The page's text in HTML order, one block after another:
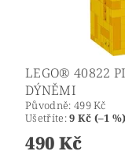
LEGO® 40822
DÝNĚMI
Původně: 499 Kč
Ušetříte:9 Kč (–1 %)
490 Kč